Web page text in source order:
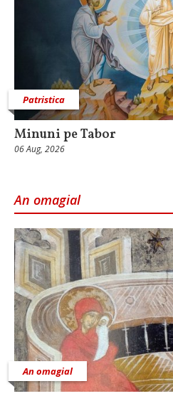
Patristica
Minuni pe Tabor
06 Aug, 2026
An omagial
An omagial